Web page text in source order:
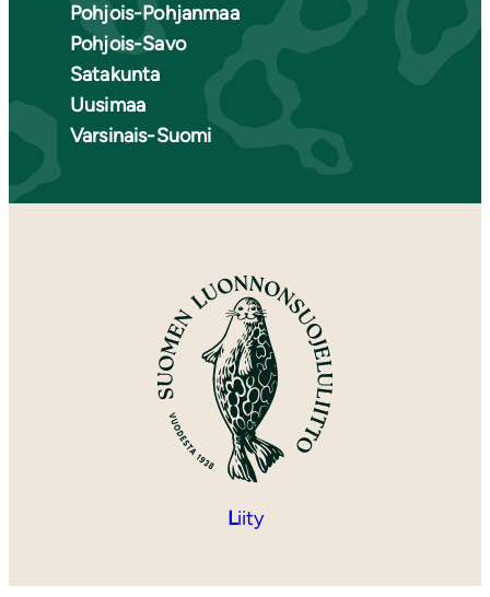
Pohjois-Pohjanmaa
Pohjois-Savo
Satakunta
Uusimaa
Varsinais-Suomi
Liity